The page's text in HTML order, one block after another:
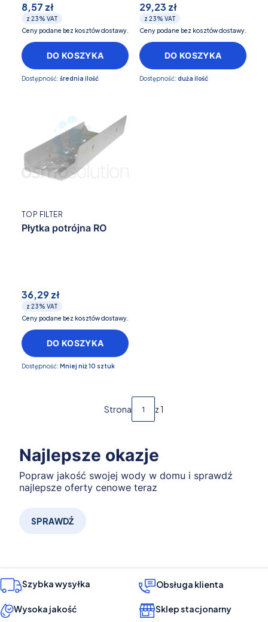
8,57 zł
z 23% VAT
Ceny podane bez kosztów dostawy.
DO KOSZYKA
Dostępność: średnia ilość
29,23 zł
z 23% VAT
Ceny podane bez kosztów dostawy.
DO KOSZYKA
Dostępność: duża ilość
Płytka potrójna RO
TOP FILTER
36,29 zł
z 23% VAT
Ceny podane bez kosztów dostawy.
DO KOSZYKA
Dostępność: Mniej niż 10 sztuk
Strona z 1
Najlepsze okazje
Popraw jakość swojej wody w domu i sprawdź
najlepsze oferty cenowe teraz
SPRAWDŹ
Szybka wysyłka Obsługa klienta
Wysoka jakość Sklep stacjonarny